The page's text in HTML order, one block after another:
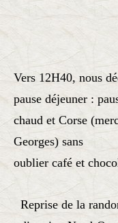
Vers 12H40, nous
pause déjeuner :
chaud et Corse
Georges) sans
oublier café et
Reprise de la